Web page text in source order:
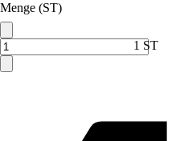
Menge (ST)
1 ST